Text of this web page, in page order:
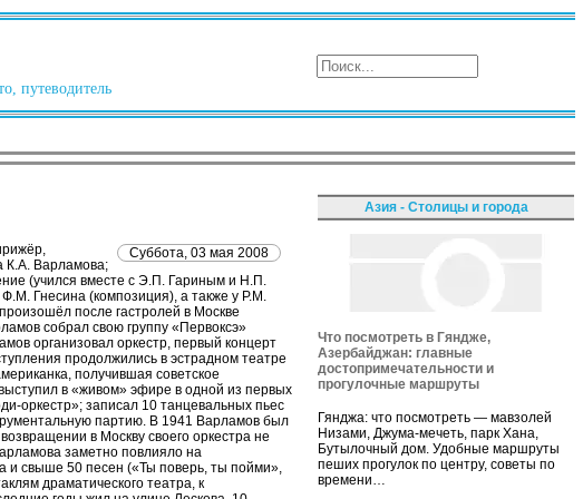
путеводитель
Суббота, 03 мая 2008
К.А. Варламова;
(учился вместе с Э.П. Гариным и Н.П.
Гнесина (композиция), а также у Р.М.
после гастролей в Москве
собрал свою группу «Первоксэ»
организовал оркестр, первый концерт
продолжились в эстрадном театре
получившая советское
в «живом» эфире в одной из первых
оркестр»; записал 10 танцевальных пьес
партию. В 1941 Варламов был
в Москву своего оркестра не
заметно повлияло на
и свыше 50 песен («Ты поверь, ты пойми»,
драматического театра, к
Азия - Столицы и города
Что посмотреть в Гяндже,
Азербайджан: главные
достопримечательности и
прогулочные маршруты
Гянджа: что посмотреть — мавзолей
Низами, Джума-мечеть, парк Хана,
Бутылочный дом. Удобные маршруты
пеших прогулок по центру, советы по
времени…